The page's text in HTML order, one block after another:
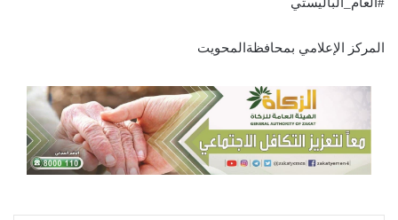
#العام_الباليستي
المركز الإعلامي بمحافظةالمحويت